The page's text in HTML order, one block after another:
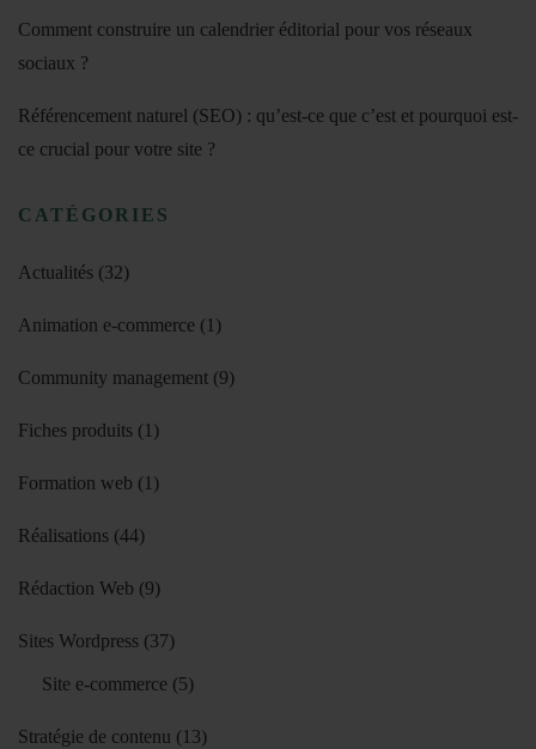
Comment construire un calendrier éditorial pour vos réseaux
sociaux ?
Référencement naturel (SEO) : qu’est-ce que c’est et pourquoi est-
ce crucial pour votre site ?
CATÉGORIES
Actualités (32)
Animation e-commerce (1)
Community management (9)
Fiches produits (1)
Formation web (1)
Réalisations (44)
Rédaction Web (9)
Sites Wordpress (37)
Site e-commerce (5)
Stratégie de contenu (13)